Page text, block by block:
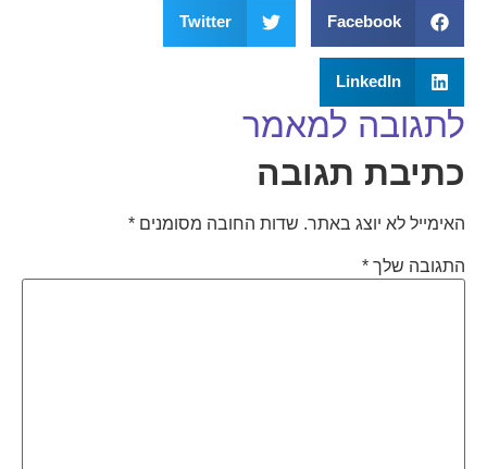
Facebook
Twitter
LinkedIn
לתגובה למאמר
כתיבת תגובה
האימייל לא יוצג באתר. שדות החובה מסומנים *
התגובה שלך *